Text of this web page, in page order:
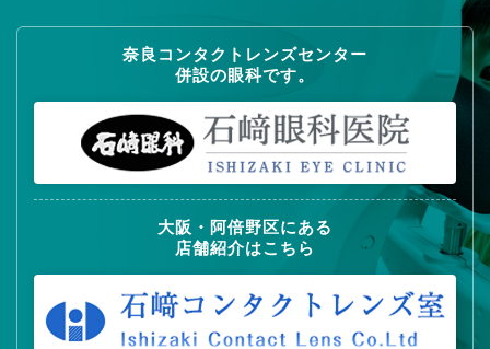
奈良コンタクトレンズセンター
併設の眼科です。
大阪・阿倍野区にある
店舗紹介はこちら